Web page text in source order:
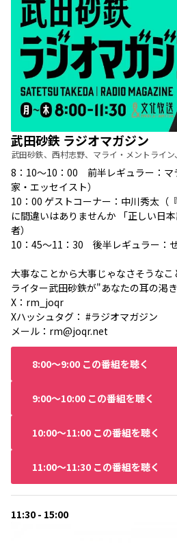
武田砂鉄 ラジオマガジン
武田砂鉄、西村志野、マライ・メントライン
8：10～10：00 前半レギュラー：マ
家・エッセイスト）
10：00 ゲストコーナー：中川秀太（
に間違いはありませんか 「正しい日
者）
10：45～11：30 後半レギュラー：せ
大事なことから大事じゃなさそうなこ
ライター武田砂鉄が"あなたの耳の渇
X： rm_joqr
Xハッシュタグ： #ラジオマガジン
メール： rm@joqr.net
8:00〜9:00 この番組を聴く
9:00〜10:00 この番組を聴く
10:00〜11:00 この番組を聴く
11:00〜11:30 この番組を聴く
11:30 - 15:00